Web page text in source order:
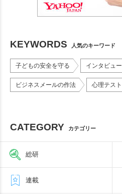
KEYWORDS 人気のキーワード
子どもの安全を守る インタビュー
ビジネスメールの作法 心理テスト
CATEGORY カテゴリー
総研
連載